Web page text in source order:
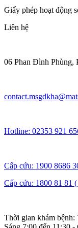
Giấy phép hoạt động
Liên hệ
06 Phan Đình Phùng,
Hotline: 02353 921
Cấp cứu: 1900 8686
Cấp cứu: 1800 81 81
Thời gian khám